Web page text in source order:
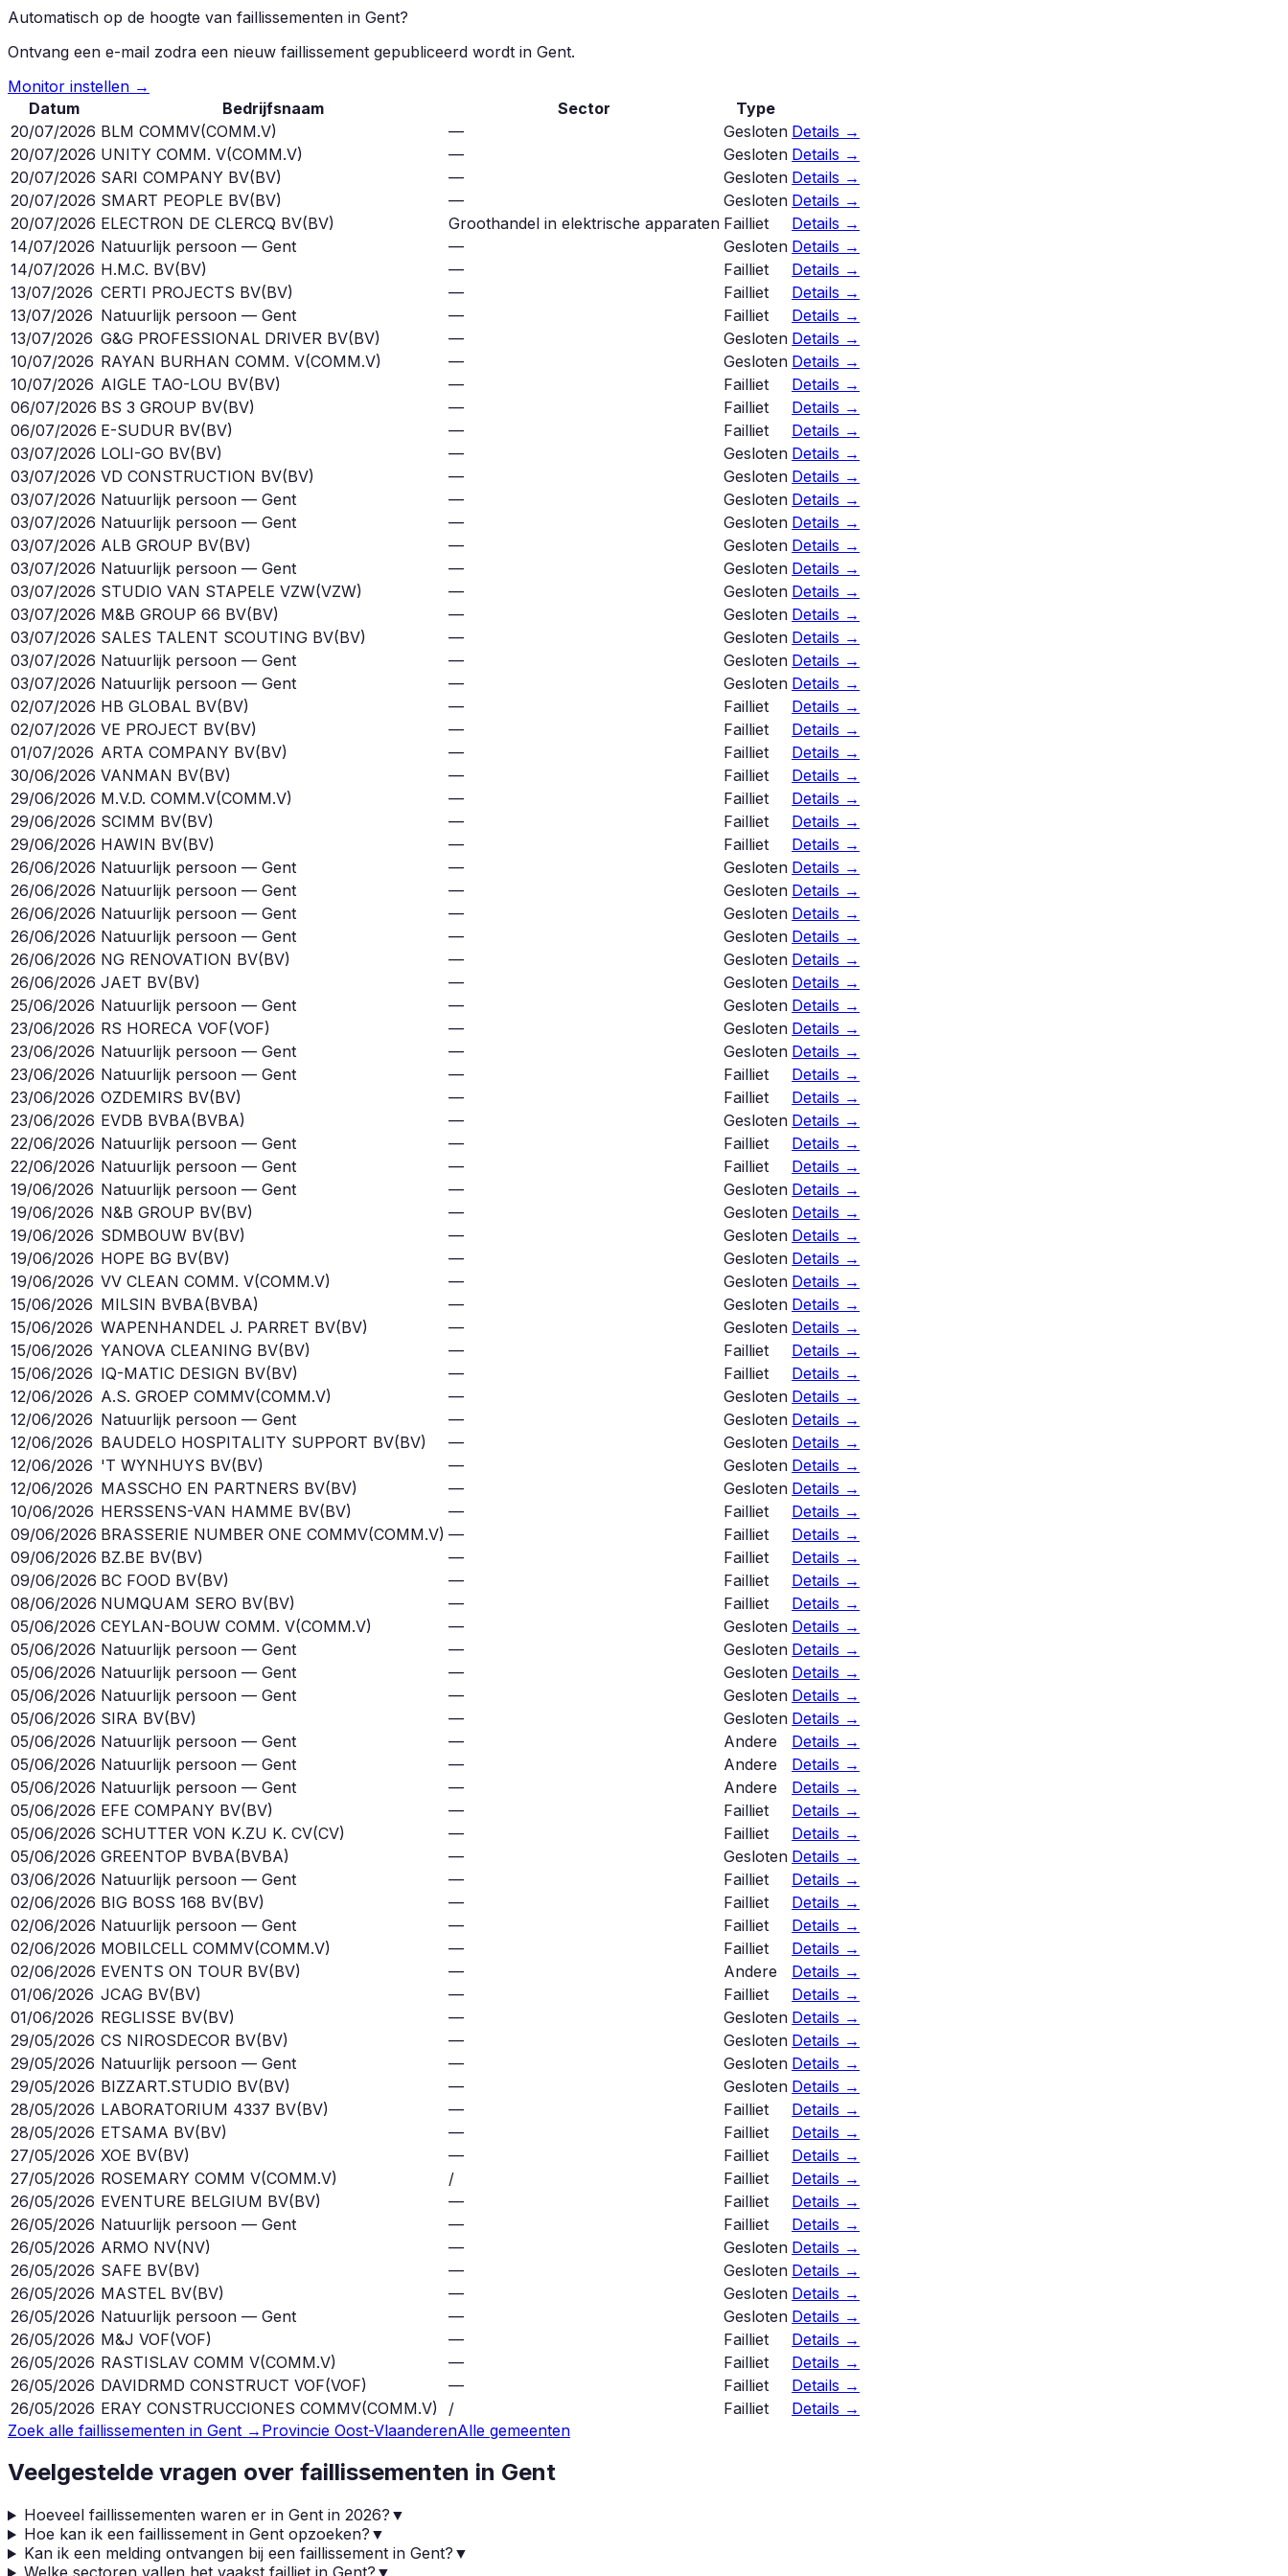
Automatisch op de hoogte van faillissementen in Gent?
Ontvang een e-mail zodra een nieuw faillissement gepubliceerd wordt in Gent.
Monitor instellen →
Datum
Bedrijfsnaam Sector
Type
20/07/2026 BLM COMMV(COMM.V) — Gesloten Details →
20/07/2026 UNITY COMM. V(COMM.V) — Gesloten Details →
20/07/2026 SARI COMPANY BV(BV) — Gesloten Details →
20/07/2026 SMART PEOPLE BV(BV) — Gesloten Details →
20/07/2026 ELECTRON DE CLERCQ BV(BV) Groothandel in elektrische apparaten Failliet
Details →
14/07/2026 Natuurlijk persoon — Gent — Gesloten Details →
14/07/2026 H.M.C. BV(BV) — Failliet
Details →
13/07/2026 CERTI PROJECTS BV(BV) — Failliet
Details →
13/07/2026 Natuurlijk persoon — Gent — Failliet
Details →
13/07/2026 G&G PROFESSIONAL DRIVER BV(BV) — Gesloten Details →
10/07/2026 RAYAN BURHAN COMM. V(COMM.V) — Gesloten Details →
10/07/2026 AIGLE TAO-LOU BV(BV) — Failliet
Details →
06/07/2026 BS 3 GROUP BV(BV) — Failliet
Details →
06/07/2026 E-SUDUR BV(BV) — Failliet
Details →
03/07/2026 LOLI-GO BV(BV) — Gesloten Details →
03/07/2026 VD CONSTRUCTION BV(BV) — Gesloten Details →
03/07/2026 Natuurlijk persoon — Gent — Gesloten Details →
03/07/2026 Natuurlijk persoon — Gent — Gesloten Details →
03/07/2026 ALB GROUP BV(BV) — Gesloten Details →
03/07/2026 Natuurlijk persoon — Gent — Gesloten Details →
03/07/2026 STUDIO VAN STAPELE VZW(VZW) — Gesloten Details →
03/07/2026 M&B GROUP 66 BV(BV) — Gesloten Details →
03/07/2026 SALES TALENT SCOUTING BV(BV) — Gesloten Details →
03/07/2026 Natuurlijk persoon — Gent — Gesloten Details →
03/07/2026 Natuurlijk persoon — Gent — Gesloten Details →
02/07/2026 HB GLOBAL BV(BV) — Failliet
Details →
02/07/2026 VE PROJECT BV(BV) — Failliet
Details →
01/07/2026 ARTA COMPANY BV(BV) — Failliet
Details →
30/06/2026 VANMAN BV(BV) — Failliet
Details →
29/06/2026 M.V.D. COMM.V(COMM.V) — Failliet
Details →
29/06/2026 SCIMM BV(BV) — Failliet
Details →
29/06/2026 HAWIN BV(BV) — Failliet
Details →
26/06/2026 Natuurlijk persoon — Gent — Gesloten Details →
26/06/2026 Natuurlijk persoon — Gent — Gesloten Details →
26/06/2026 Natuurlijk persoon — Gent — Gesloten Details →
26/06/2026 Natuurlijk persoon — Gent — Gesloten Details →
26/06/2026 NG RENOVATION BV(BV) — Gesloten Details →
26/06/2026 JAET BV(BV) — Gesloten Details →
25/06/2026 Natuurlijk persoon — Gent — Gesloten Details →
23/06/2026 RS HORECA VOF(VOF) — Gesloten Details →
23/06/2026 Natuurlijk persoon — Gent — Gesloten Details →
23/06/2026 Natuurlijk persoon — Gent — Failliet
Details →
23/06/2026 OZDEMIRS BV(BV) — Failliet
Details →
23/06/2026 EVDB BVBA(BVBA) — Gesloten Details →
22/06/2026 Natuurlijk persoon — Gent — Failliet
Details →
22/06/2026 Natuurlijk persoon — Gent — Failliet
Details →
19/06/2026 Natuurlijk persoon — Gent — Gesloten Details →
19/06/2026 N&B GROUP BV(BV) — Gesloten Details →
19/06/2026 SDMBOUW BV(BV) — Gesloten Details →
19/06/2026 HOPE BG BV(BV) — Gesloten Details →
19/06/2026 VV CLEAN COMM. V(COMM.V) — Gesloten Details →
15/06/2026 MILSIN BVBA(BVBA) — Gesloten Details →
15/06/2026 WAPENHANDEL J. PARRET BV(BV) — Gesloten Details →
15/06/2026 YANOVA CLEANING BV(BV) — Failliet
Details →
15/06/2026 IQ-MATIC DESIGN BV(BV) — Failliet
Details →
12/06/2026 A.S. GROEP COMMV(COMM.V) — Gesloten Details →
12/06/2026 Natuurlijk persoon — Gent — Gesloten Details →
12/06/2026 BAUDELO HOSPITALITY SUPPORT BV(BV) — Gesloten Details →
12/06/2026 'T WYNHUYS BV(BV) — Gesloten Details →
12/06/2026 MASSCHO EN PARTNERS BV(BV) — Gesloten Details →
10/06/2026 HERSSENS-VAN HAMME BV(BV) — Failliet
Details →
09/06/2026 BRASSERIE NUMBER ONE COMMV(COMM.V) — Failliet
Details →
09/06/2026 BZ.BE BV(BV) — Failliet
Details →
09/06/2026 BC FOOD BV(BV) — Failliet
Details →
08/06/2026 NUMQUAM SERO BV(BV) — Failliet
Details →
05/06/2026 CEYLAN-BOUW COMM. V(COMM.V) — Gesloten Details →
05/06/2026 Natuurlijk persoon — Gent — Gesloten Details →
05/06/2026 Natuurlijk persoon — Gent — Gesloten Details →
05/06/2026 Natuurlijk persoon — Gent — Gesloten Details →
05/06/2026 SIRA BV(BV) — Gesloten Details →
05/06/2026 Natuurlijk persoon — Gent — Andere
Details →
05/06/2026 Natuurlijk persoon — Gent — Andere
Details →
05/06/2026 Natuurlijk persoon — Gent — Andere
Details →
05/06/2026 EFE COMPANY BV(BV) — Failliet
Details →
05/06/2026 SCHUTTER VON K.ZU K. CV(CV) — Failliet
Details →
05/06/2026 GREENTOP BVBA(BVBA) — Gesloten Details →
03/06/2026 Natuurlijk persoon — Gent — Failliet
Details →
02/06/2026 BIG BOSS 168 BV(BV) — Failliet
Details →
02/06/2026 Natuurlijk persoon — Gent — Failliet
Details →
02/06/2026 MOBILCELL COMMV(COMM.V) — Failliet
Details →
02/06/2026 EVENTS ON TOUR BV(BV) — Andere
Details →
01/06/2026 JCAG BV(BV) — Failliet
Details →
01/06/2026 REGLISSE BV(BV) — Gesloten Details →
29/05/2026 CS NIROSDECOR BV(BV) — Gesloten Details →
29/05/2026 Natuurlijk persoon — Gent — Gesloten Details →
29/05/2026 BIZZART.STUDIO BV(BV) — Gesloten Details →
28/05/2026 LABORATORIUM 4337 BV(BV) — Failliet
Details →
28/05/2026 ETSAMA BV(BV) — Failliet
Details →
27/05/2026 XOE BV(BV) — Failliet
Details →
27/05/2026 ROSEMARY COMM V(COMM.V) / Failliet
Details →
26/05/2026 EVENTURE BELGIUM BV(BV) — Failliet
Details →
26/05/2026 Natuurlijk persoon — Gent — Failliet
Details →
26/05/2026 ARMO NV(NV) — Gesloten Details →
26/05/2026 SAFE BV(BV) — Gesloten Details →
26/05/2026 MASTEL BV(BV) — Gesloten Details →
26/05/2026 Natuurlijk persoon — Gent — Gesloten Details →
26/05/2026 M&J VOF(VOF) — Failliet
Details →
26/05/2026 RASTISLAV COMM V(COMM.V) — Failliet
Details →
26/05/2026 DAVIDRMD CONSTRUCT VOF(VOF) — Failliet
Details →
26/05/2026 ERAY CONSTRUCCIONES COMMV(COMM.V) / Failliet
Details →
Zoek alle faillissementen in Gent → Provincie Oost-VlaanderenAlle gemeenten
Veelgestelde vragen over faillissementen in Gent
Hoeveel faillissementen waren er in Gent in 2026? ▼
Hoe kan ik een faillissement in Gent opzoeken? ▼
Kan ik een melding ontvangen bij een faillissement in Gent? ▼